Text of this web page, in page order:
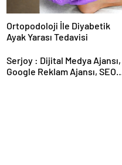
Ortopodoloji İle Diyabetik
Ayak Yarası Tedavisi
Serjoy : Dijital Medya Ajansı,
Google Reklam Ajansı, SEO